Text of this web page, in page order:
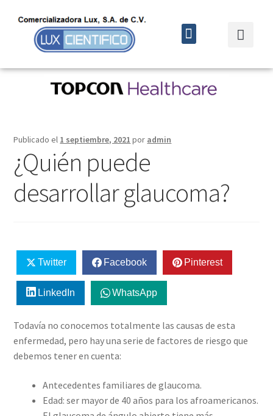
Publicado el 1 septiembre, 2021 por admin
¿Quién puede
desarrollar glaucoma?
Twitter Facebook Pinterest
LinkedIn WhatsApp
Todavía no conocemos totalmente las causas de esta
enfermedad, pero hay una serie de factores de riesgo que
debemos tener en cuenta:
Antecedentes familiares de glaucoma.
Edad: ser mayor de 40 años para los afroamericanos.